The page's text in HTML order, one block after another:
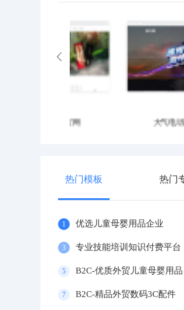
精美智能电动牙刷企业
热门模板 热门
1 优选儿童母婴用品企业
3 专业技能培训知识付费平台
5 B2C-优质外贸儿童母婴用品
7 B2C-精品外贸数码3C配件